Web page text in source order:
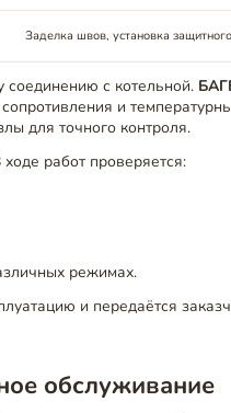
Заделка швов, установка
соединению с котельной.
и
для точного контроля.
ходе работ проверяется:
режимах.
и передаётся
обслуживание